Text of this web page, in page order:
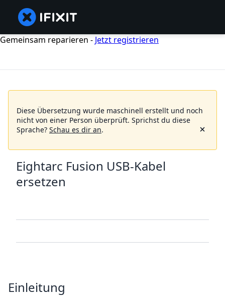
Gemeinsam reparieren - Jetzt registrieren
Diese Übersetzung wurde maschinell erstellt und noch
nicht von einer Person überprüft. Sprichst du diese
Sprache? Schau es dir an.
Eightarc Fusion USB-Kabel
ersetzen
Einleitung